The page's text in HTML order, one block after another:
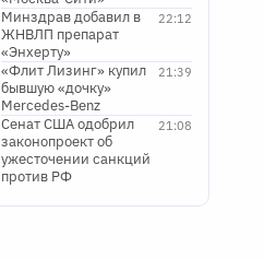
22:12
Минздрав добавил в
ЖНВЛП препарат
«Энхерту»
21:39
«Флит Лизинг» купил
бывшую «дочку»
Mercedes-Benz
21:08
Сенат США одобрил
законопроект об
ужесточении санкций
против РФ